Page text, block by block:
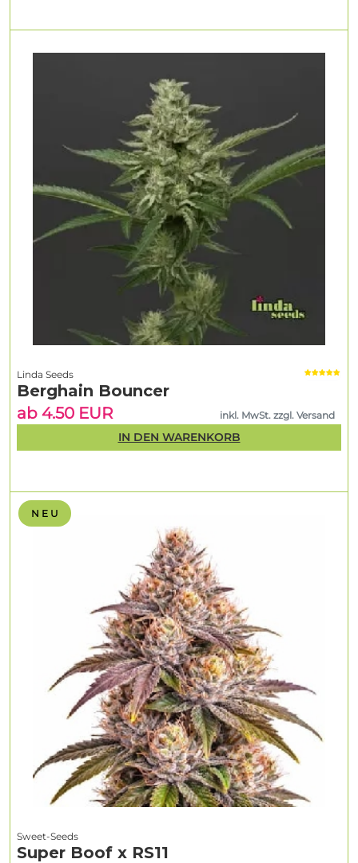
N E U
Sweet-Seeds
Super Boof x RS11
Linda Seeds
Berghain Bouncer
ab 4.50 EUR
inkl. MwSt. zzgl. Versand
IN DEN WARENKORB